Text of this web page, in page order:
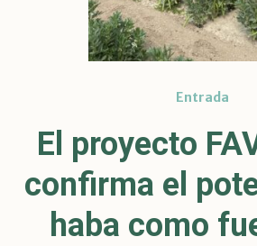
Entrada
El proyecto
confirma el
haba como